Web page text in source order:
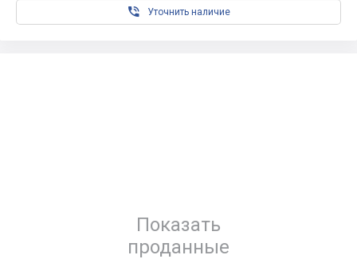
 Уточнить наличие
Показать
проданные